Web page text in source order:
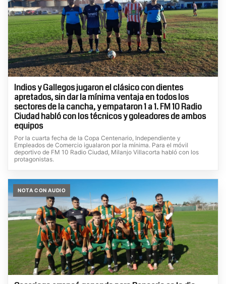
Indios y Gallegos jugaron el clásico con dientes
apretados, sin dar la mínima ventaja en todos los
sectores de la cancha, y empataron 1 a 1. FM 10 Radio
Ciudad habló con los técnicos y goleadores de ambos
equipos
Por la cuarta fecha de la Copa Centenario, Independiente y
Empleados de Comercio igualaron por la mínima. Para el móvil
deportivo de FM 10 Radio Ciudad, Milanjo Villacorta habló con los
protagonistas.
NOTA CON AUDIO